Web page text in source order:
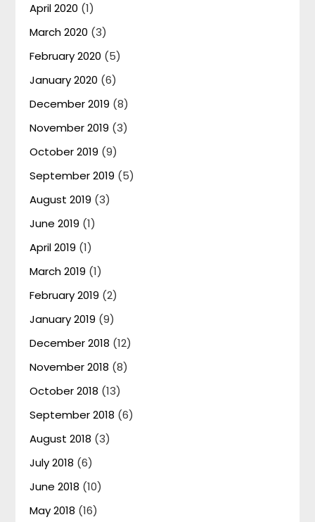
April 2020 (1)
March 2020 (3)
February 2020 (5)
January 2020 (6)
December 2019 (8)
November 2019 (3)
October 2019 (9)
September 2019 (5)
August 2019 (3)
June 2019 (1)
April 2019 (1)
March 2019 (1)
February 2019 (2)
January 2019 (9)
December 2018 (12)
November 2018 (8)
October 2018 (13)
September 2018 (6)
August 2018 (3)
July 2018 (6)
June 2018 (10)
May 2018 (16)